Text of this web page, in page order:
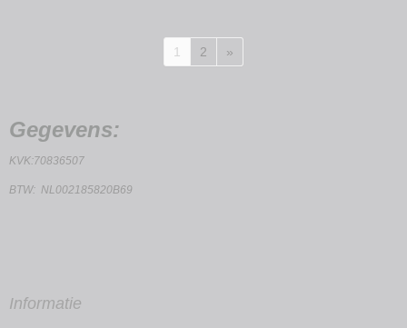
1 2 »
Gegevens:
KVK:70836507
BTW: NL002185820B69
Informatie